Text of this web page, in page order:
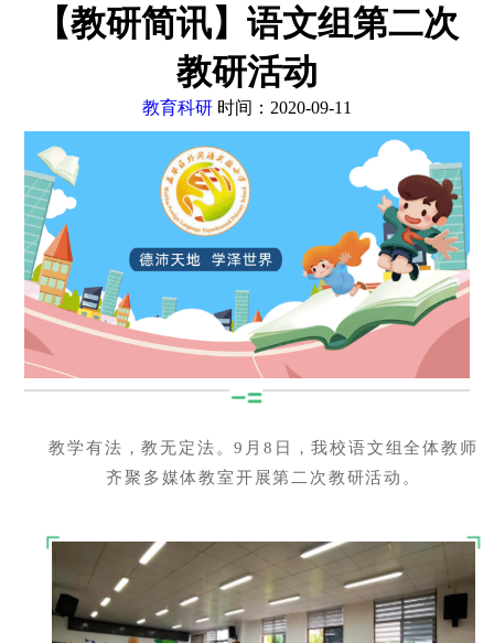
【教研简讯】语文组第二次
教研活动
教育科研 时间：2020-09-11
教学有法，教无定法。9月8日，我校语文组全体教师
齐聚多媒体教室开展第二次教研活动。